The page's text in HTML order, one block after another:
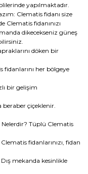
yapılmaktadır.
Clematis fidanı size
Clematis fidanınızı
dikecekseniz güneş
döken bir
fidanlarını her bölgeye
bir gelişim
çiçeklenir.
Tüplü Clematis
fidanlarınızı, fidan
mekanda kesinlikle